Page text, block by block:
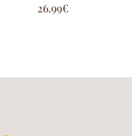
5.00
sur 5
26.99€